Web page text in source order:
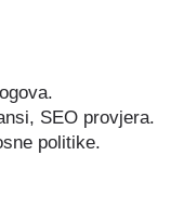
SEO provjera.
politike.